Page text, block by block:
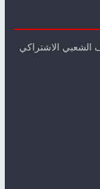
الاشتراكي